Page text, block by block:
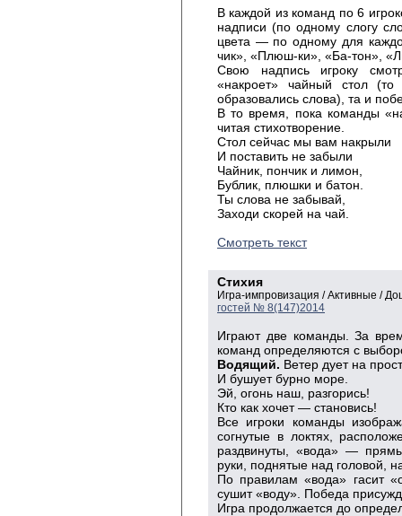
В каждой из команд по 6
надписи (по одному слогу
цвета — по одному для
чик», «Плюш-ки», «Ба-тон»,
Свою надпись игроку
«накроет» чайный стол
образовались слова), та и
В то время, пока команды
читая стихотворение.
Стол сейчас мы вам накрыли
И поставить не забыли
Чайник, пончик и лимон,
Бублик, плюшки и батон.
Ты слова не забывай,
Заходи скорей на чай.
Смотреть текст
Стихия
Игра-импровизация / Активные /
гостей № 8(147)2014
Играют две команды. За
команд определяются с
Водящий. Ветер дует на
И бушует бурно море.
Эй, огонь наш, разгорись!
Кто как хочет — становись!
Все игроки команды
согнутые в локтях,
раздвинуты, «вода» —
руки, поднятые над головой,
По правилам «вода» гасит
сушит «воду». Победа
Игра продолжается до